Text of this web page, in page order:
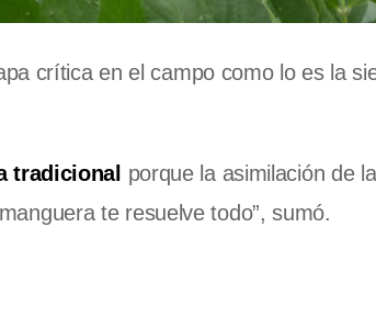
crítica en el campo como lo es la
tradicional porque la asimilación de
te resuelve todo”, sumó.